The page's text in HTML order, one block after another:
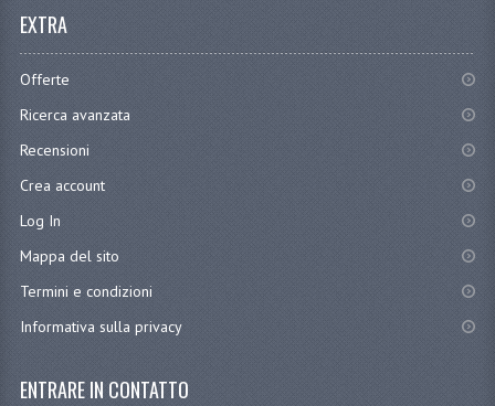
EXTRA
Offerte
Ricerca avanzata
Recensioni
Crea account
Log In
Mappa del sito
Termini e condizioni
Informativa sulla privacy
ENTRARE IN CONTATTO